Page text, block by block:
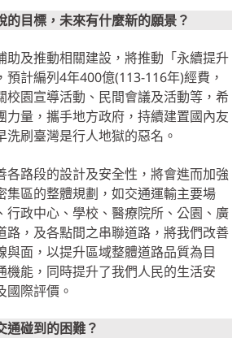
的目標，未來有什麼新的願景？
助及推動相關建設，將推動「永續提升
預計編列4年400億(113-116年)經費，
校園宣導活動、民間會議及活動等，希
力量，攜手地方政府，持續建置國內友
洗刷臺灣是行人地獄的惡名。
各路段的設計及安全性，將會進而加強
集區的整體規劃，如交通運輸主要場
行政中心、學校、醫療院所、公園、廣
路，及各點間之串聯道路，將我們改善
與面，以提升區域整體道路品質為目
機能，同時提升了我們人民的生活安
國際評價。
通碰到的困難？